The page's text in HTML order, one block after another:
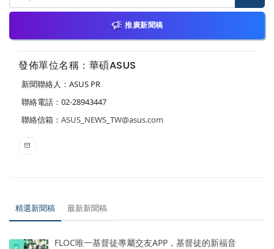
推廣新聞稿
發佈單位名稱：華碩ASUS
新聞聯絡人：ASUS PR
聯絡電話：02-28943447
聯絡信箱： ASUS_NEWS_TW@asus.com
精選新聞稿 最新新聞稿
FLOC唯一基督徒專屬交友APP，基督徒的新福音